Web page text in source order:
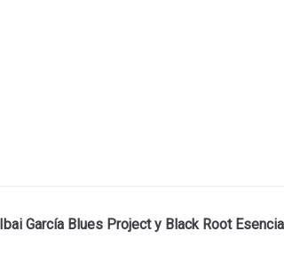
Ibai García Blues Project y Black Root Esencia